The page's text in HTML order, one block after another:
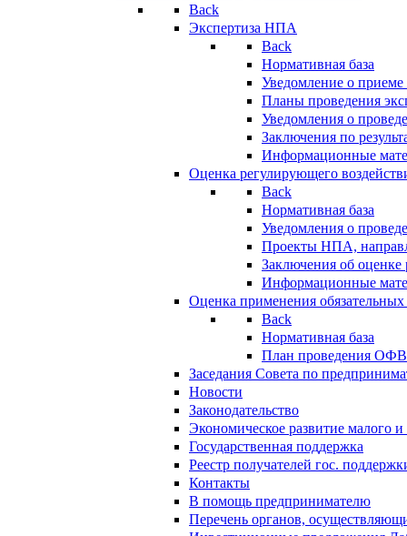
Back
Экспертиза НПА
Back
Нормативная база
Уведомление о
Планы проведения
Уведомления о
Заключения по
Информационные
Оценка регулирующего
Back
Нормативная база
Уведомления о
Проекты НПА,
Заключения об
Информационные
Оценка применения
Back
Нормативная база
План проведения
Заседания Совета по
Новости
Законодательство
Экономическое развитие малого и
Государственная поддержка
Реестр получателей гос.
Контакты
В помощь предпринимателю
Перечень органов,